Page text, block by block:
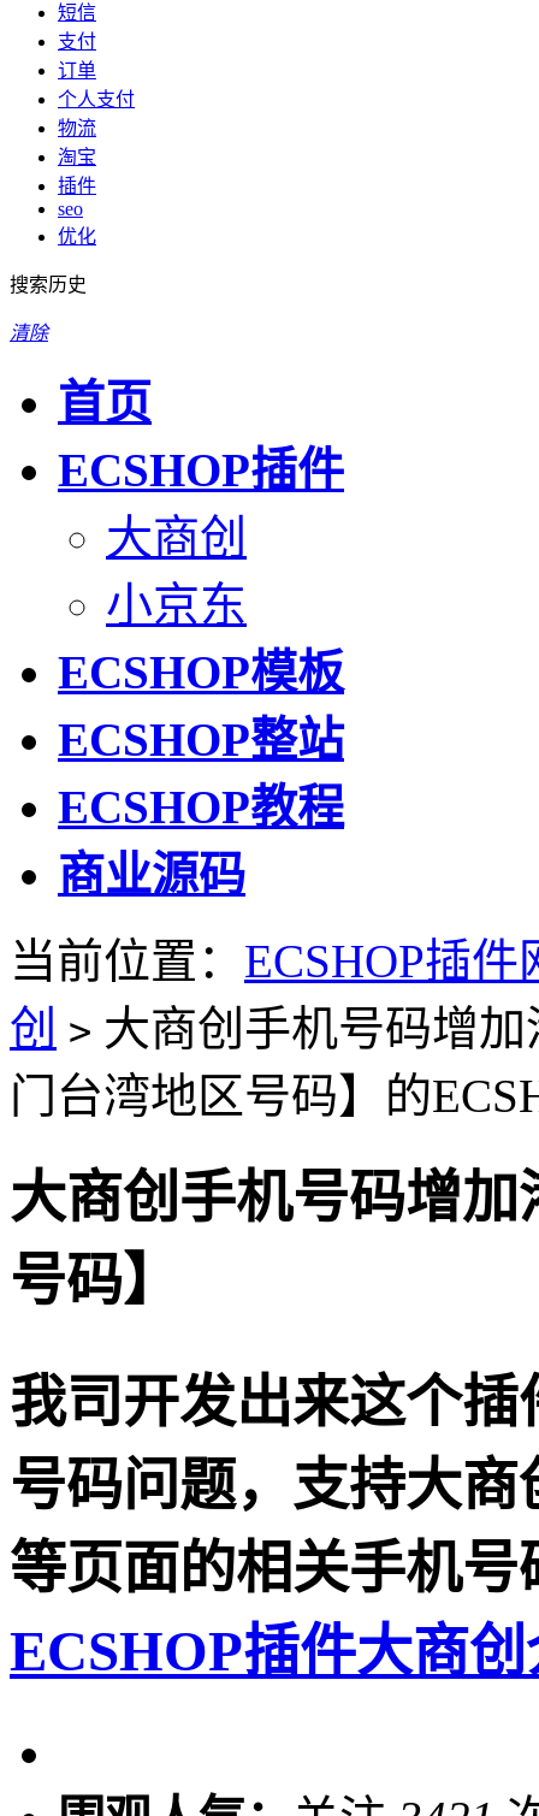
短信
支付
订单
个人支付
物流
淘宝
插件
seo
优化
搜索历史
清除
首页
ECSHOP插件
大商创
小京东
ECSHOP模板
ECSHOP整站
ECSHOP教程
商业源码
当前位置： ECSHOP插件
创
> 大商创手机号码增
门台湾地区号码】的
大商创手机号码增
号码】
我司开发出来这个
号码问题，支持大
等页面的相关手机
ECSHOP插件大商